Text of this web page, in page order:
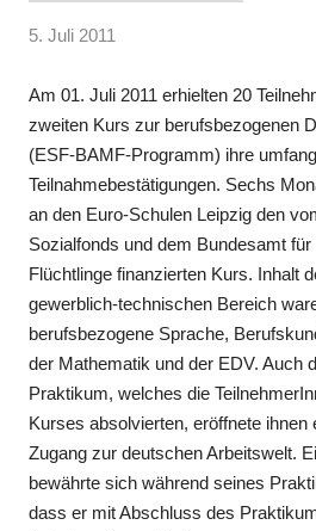
5. Juli 2011
Am 01. Juli 2011 erhielten 20
zweiten Kurs zur berufsbezogenen
(ESF-BAMF-Programm) ihre
Teilnahmebestätigungen. Sechs
an den Euro-Schulen Leipzig den
Sozialfonds und dem Bundesamt
Flüchtlinge finanzierten Kurs. Inhalt
gewerblich-technischen Bereich
berufsbezogene Sprache,
der Mathematik und der EDV. Auch
Praktikum, welches die
Kurses absolvierten, eröffnete ihnen
Zugang zur deutschen Arbeitswelt.
bewährte sich während seines
dass er mit Abschluss des